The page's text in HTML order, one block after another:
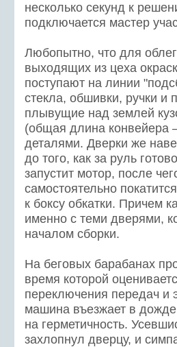
несколько секунд к
подключается мастер
Любопытно, что для
выходящих из цеха
поступают на линии
стекла, обшивки, ручки
плывущие над землей
(общая длина конвейера
деталями. Дверки же
до того, как за руль
запустит мотор, после
самостоятельно
к боксу обкатки. Причем
именно с теми дверями,
началом сборки.
На беговых барабанах
время которой
переключения передач и
машина въезжает в
на герметичность.
захлопнул дверцу, и